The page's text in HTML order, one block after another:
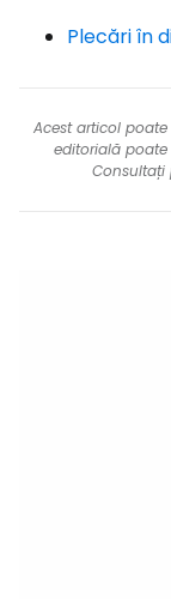
Plecări în
Acest articol
editorială
Consultați